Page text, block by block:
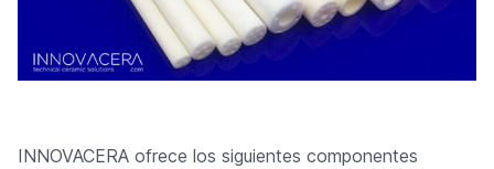
INNOVACERA ofrece los siguientes componentes